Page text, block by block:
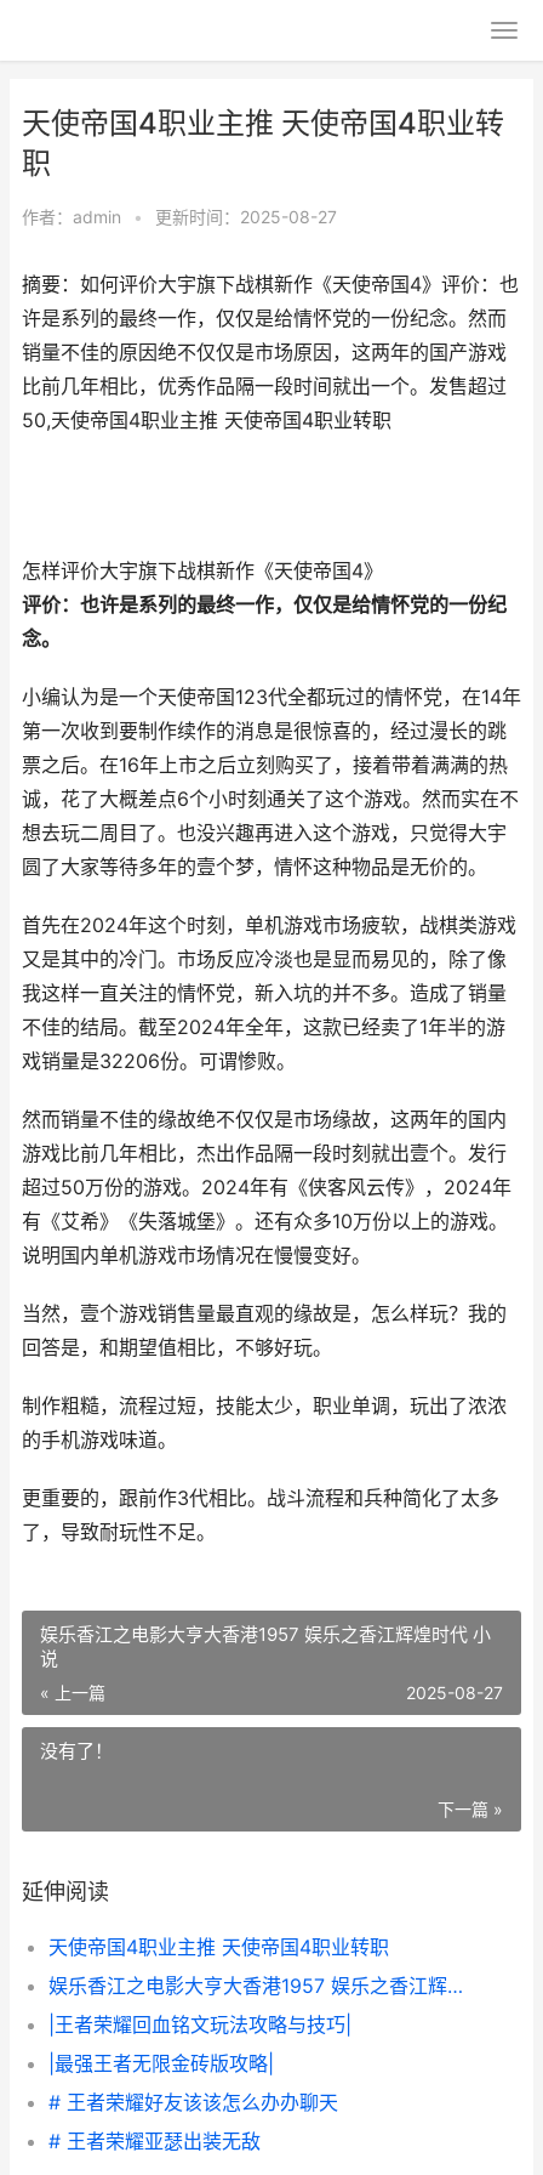
天使帝国4职业主推 天使帝国4职业转
职
作者： admin • 更新时间：2025-08-27
摘要：如何评价大宇旗下战棋新作《天使帝国4》评价：也
许是系列的最终一作，仅仅是给情怀党的一份纪念。然而
销量不佳的原因绝不仅仅是市场原因，这两年的国产游戏
比前几年相比，优秀作品隔一段时间就出一个。发售超过
50,天使帝国4职业主推 天使帝国4职业转职
怎样评价大宇旗下战棋新作《天使帝国4》
评价：也许是系列的最终一作，仅仅是给情怀党的一份纪
念。
小编认为是一个天使帝国123代全都玩过的情怀党，在14年
第一次收到要制作续作的消息是很惊喜的，经过漫长的跳
票之后。在16年上市之后立刻购买了，接着带着满满的热
诚，花了大概差点6个小时刻通关了这个游戏。然而实在不
想去玩二周目了。也没兴趣再进入这个游戏，只觉得大宇
圆了大家等待多年的壹个梦，情怀这种物品是无价的。
首先在2024年这个时刻，单机游戏市场疲软，战棋类游戏
又是其中的冷门。市场反应冷淡也是显而易见的，除了像
我这样一直关注的情怀党，新入坑的并不多。造成了销量
不佳的结局。截至2024年全年，这款已经卖了1年半的游
戏销量是32206份。可谓惨败。
然而销量不佳的缘故绝不仅仅是市场缘故，这两年的国内
游戏比前几年相比，杰出作品隔一段时刻就出壹个。发行
超过50万份的游戏。2024年有《侠客风云传》，2024年
有《艾希》《失落城堡》。还有众多10万份以上的游戏。
说明国内单机游戏市场情况在慢慢变好。
当然，壹个游戏销售量最直观的缘故是，怎么样玩？我的
回答是，和期望值相比，不够好玩。
制作粗糙，流程过短，技能太少，职业单调，玩出了浓浓
的手机游戏味道。
更重要的，跟前作3代相比。战斗流程和兵种简化了太多
了，导致耐玩性不足。
娱乐香江之电影大亨大香港1957 娱乐之香江辉煌时代 小
说
« 上一篇 2025-08-27
没有了！
下一篇 »
延伸阅读
天使帝国4职业主推 天使帝国4职业转职
娱乐香江之电影大亨大香港1957 娱乐之香江辉煌时代 小说
|王者荣耀回血铭文玩法攻略与技巧|
|最强王者无限金砖版攻略|
# 王者荣耀好友该该怎么办办聊天
# 王者荣耀亚瑟出装无敌